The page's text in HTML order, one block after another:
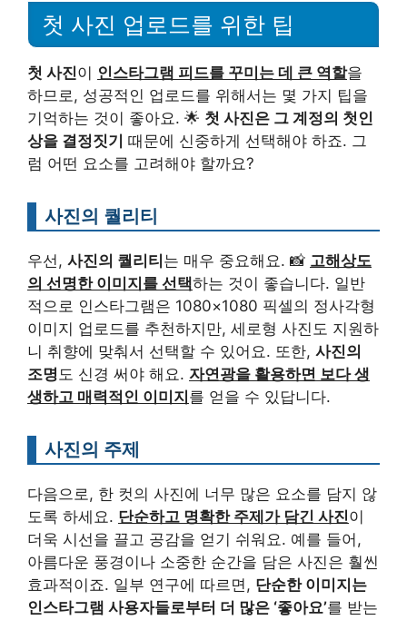
첫 사진 업로드를 위한 팁
첫 사진이 인스타그램 피드를 꾸미는 데 큰 역할을
하므로, 성공적인 업로드를 위해서는 몇 가지 팁을
기억하는 것이 좋아요. 🌟 첫 사진은 그 계정의 첫인
상을 결정짓기 때문에 신중하게 선택해야 하죠. 그
럼 어떤 요소를 고려해야 할까요?
사진의 퀄리티
우선, 사진의 퀄리티 는 매우 중요해요. 📸 고해상도
의 선명한 이미지를 선택하는 것이 좋습니다. 일반
적으로 인스타그램은 1080×1080 픽셀의 정사각형
이미지 업로드를 추천하지만, 세로형 사진도 지원하
니 취향에 맞춰서 선택할 수 있어요. 또한, 사진의
조명도 신경 써야 해요. 자연광을 활용하면 보다 생
생하고 매력적인 이미지 를 얻을 수 있답니다.
사진의 주제
다음으로, 한 컷의 사진에 너무 많은 요소를 담지 않
도록 하세요. 단순하고 명확한 주제가 담긴 사진이
더욱 시선을 끌고 공감을 얻기 쉬워요. 예를 들어,
아름다운 풍경이나 소중한 순간을 담은 사진은 훨씬
효과적이죠. 일부 연구에 따르면, 단순한 이미지는
인스타그램 사용자들로부터 더 많은 ‘좋아요’를 받는